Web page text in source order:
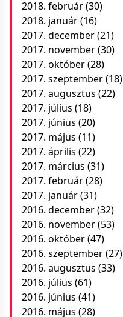
2018. február(30)
2018. január(16)
2017. december(21)
2017. november(30)
2017. október(28)
2017. szeptember(18)
2017. augusztus (22)
2017. július (18)
2017. június (20)
2017. május (11)
2017. április (22)
2017. március (31)
2017. február(28)
2017. január(31)
2016. december(32)
2016. november(53)
2016. október(47)
2016. szeptember(27)
2016. augusztus (33)
2016. július (61)
2016. június (41)
2016. május (28)